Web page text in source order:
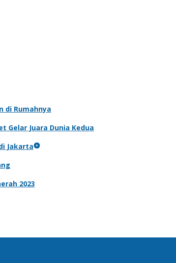
di Rumahnya
Gelar Juara Dunia Kedua
Jakarta
2023